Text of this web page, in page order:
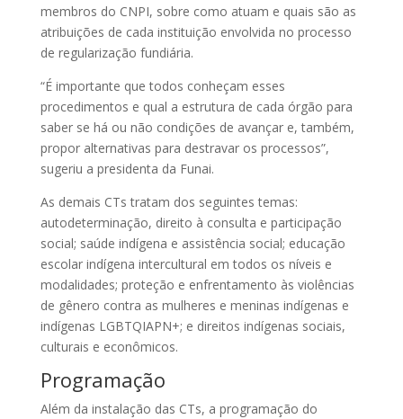
membros do CNPI, sobre como atuam e quais são as
atribuições de cada instituição envolvida no processo
de regularização fundiária.
“É importante que todos conheçam esses
procedimentos e qual a estrutura de cada órgão para
saber se há ou não condições de avançar e, também,
propor alternativas para destravar os processos”,
sugeriu a presidenta da Funai.
As demais CTs tratam dos seguintes temas:
autodeterminação, direito à consulta e participação
social; saúde indígena e assistência social; educação
escolar indígena intercultural em todos os níveis e
modalidades; proteção e enfrentamento às violências
de gênero contra as mulheres e meninas indígenas e
indígenas LGBTQIAPN+; e direitos indígenas sociais,
culturais e econômicos.
Programação
Além da instalação das CTs, a programação do